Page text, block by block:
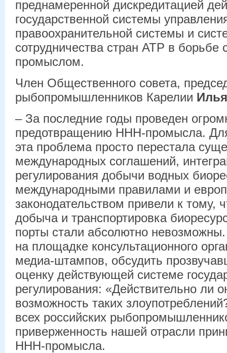
преднамеренной дискредитацией
государственной системы
правоохранительной системы и
сотрудничества стран АТР в борьбе
промыслом.
Член Общественного совета,
рыбопромышленников Карелии
– За последние годы проведен
предотвращению ННН-промысла.
эта проблема просто перестала
международных соглашений,
регулирования добычи водных
международными правилами и
законодательством привели к тому,
добыча и транспортировка
порты стали абсолютно
на площадке консультационного
медиа-штампов, обсудить
оценку действующей системе
регулирования: «Действительно ли
возможность таких
всех российских
приверженность нашей отрасли
ННН-промысла.